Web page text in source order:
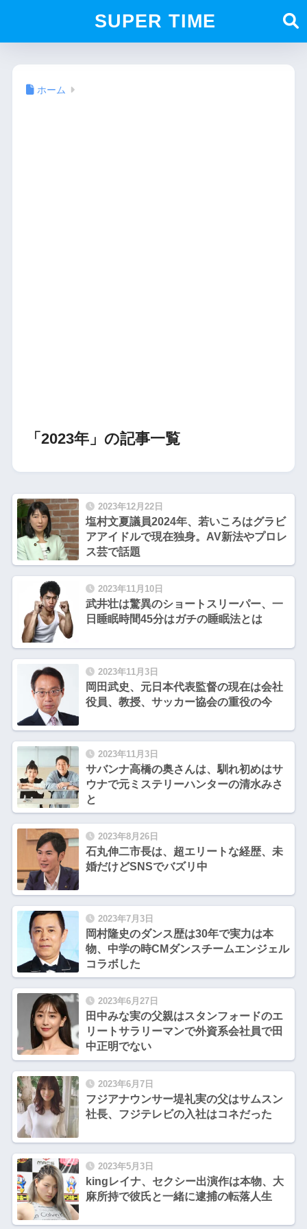
SUPER TIME
ホーム
「2023年」の記事一覧
2023年12月22日
塩村文夏議員2024年、若いころはグラビ
アアイドルで現在独身。AV新法やプロレ
ス芸で話題
2023年11月10日
武井壮は驚異のショートスリーパー、一
日睡眠時間45分はガチの睡眠法とは
2023年11月3日
岡田武史、元日本代表監督の現在は会社
役員、教授、サッカー協会の重役の今
2023年11月3日
サバンナ高橋の奥さんは、馴れ初めはサ
ウナで元ミステリーハンターの清水みさ
と
2023年8月26日
石丸伸二市長は、超エリートな経歴、未
婚だけどSNSでバズリ中
2023年7月3日
岡村隆史のダンス歴は30年で実力は本
物、中学の時CMダンスチームエンジェル
コラボした
2023年6月27日
田中みな実の父親はスタンフォードのエ
リートサラリーマンで外資系会社員で田
中正明でない
2023年6月7日
フジアナウンサー堤礼実の父はサムスン
社長、フジテレビの入社はコネだった
2023年5月3日
kingレイナ、セクシー出演作は本物、大
麻所持で彼氏と一緒に逮捕の転落人生